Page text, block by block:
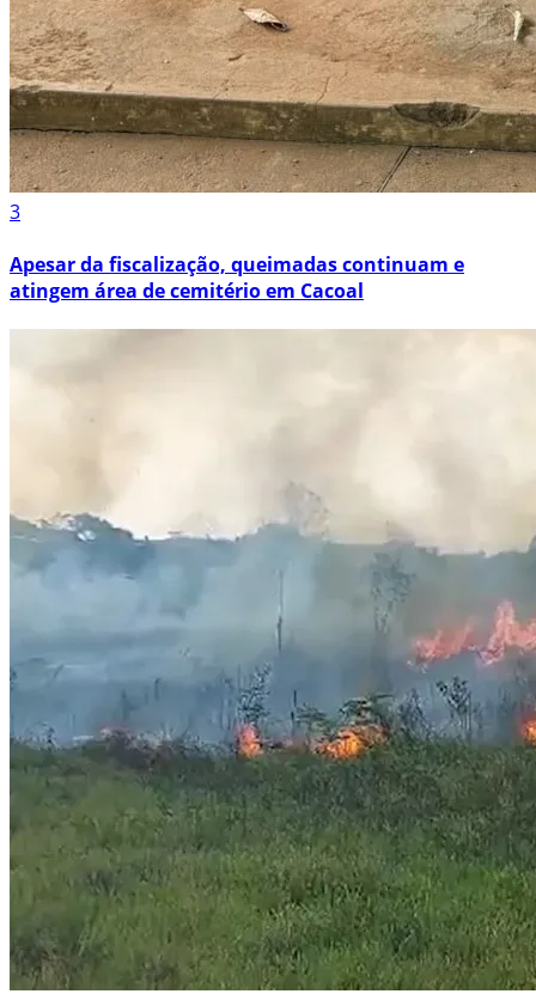
3
Apesar da fiscalização, queimadas continuam e
atingem área de cemitério em Cacoal